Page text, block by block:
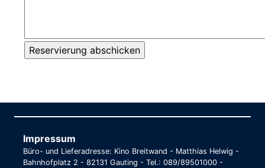
Impressum
Büro- und Lieferadresse: Kino Breitwand - Matthias Helwig -
Bahnhofplatz 2 - 82131 Gauting - Tel.: 089/89501000 -